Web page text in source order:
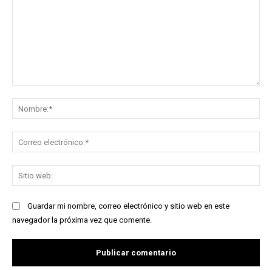
Guardar mi nombre, correo electrónico y sitio web en este
navegador la próxima vez que comente.